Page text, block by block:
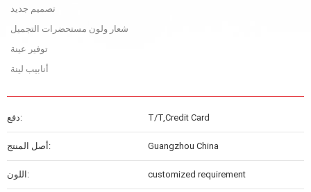
تصميم جديد
شعار ولون مستحضرات التجميل
توفير عينة
أنابيب لينة
دفع: T/T,Credit Card
أصل المنتج: Guangzhou China
اللون: customized requirement